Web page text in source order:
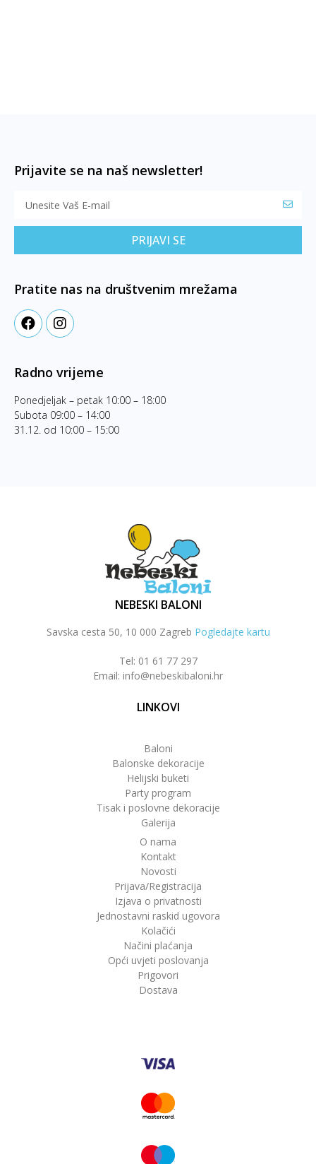
Prijavite se na naš newsletter!
PRIJAVI SE
Pratite nas na društvenim mrežama
Radno vrijeme
Ponedjeljak – petak 10:00 – 18:00
Subota 09:00 – 14:00
31.12. od 10:00 – 15:00
NEBESKI BALONI
Savska cesta 50, 10 000 Zagreb Pogledajte kartu
Tel: 01 61 77 297
Email: info@nebeskibaloni.hr
LINKOVI
Baloni
Balonske dekoracije
Helijski buketi
Party program
Tisak i poslovne dekoracije
Galerija
O nama
Kontakt
Novosti
Prijava/Registracija
Izjava o privatnosti
Jednostavni raskid ugovora
Kolačići
Načini plaćanja
Opći uvjeti poslovanja
Prigovori
Dostava